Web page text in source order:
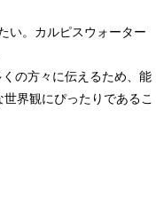
い。カルピスウォーター
の方々に伝えるため、能
界観にぴったりであるこ